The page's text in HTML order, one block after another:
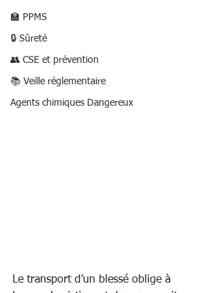
🏫 PPMS
🔒 Sûreté
👥 CSE et prévention
📚 Veille réglementaire
Agents chimiques Dangereux
Le transport d’un blessé oblige à